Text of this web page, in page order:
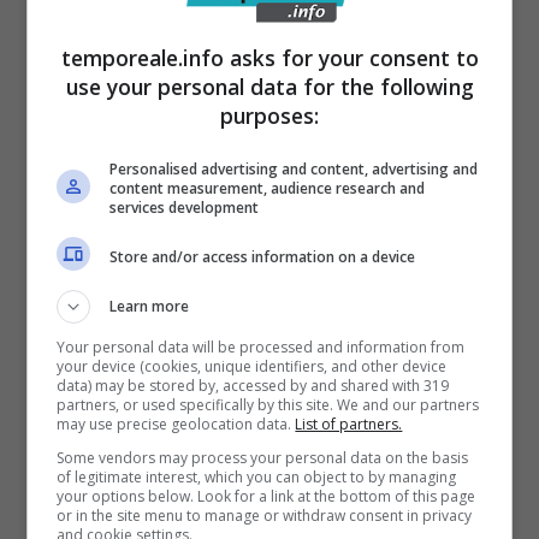
terminare la sua breve corsa in un dirupo
sottostante. Ma non si escluse che possa
esserci stato un contestuale cedimento del
pioggia il giorno prima.
Ora sono sotto processoGennaro Rosato,
57enne di Castelforte
della società “La Garigliano Srl”;
Beato, 67 anni di Santi Cosma e Damiano
amministratore legale della società “Gaeta
Calcestruzzi Srl”;
Giuseppe Fusco e Laura
Parisi,rispettivamente,60 e 45 anni di Itri,
committenti dei lavori edili commissionati alle
temporeale.info asks for your consent to
use your personal data for the following
purposes:
Personalised advertising and content, advertising and
content measurement, audience research and
services development
Store and/or access information on a device
Learn more
Your personal data will be processed and information from
your device (cookies, unique identifiers, and other device
data) may be stored by, accessed by and shared with 319
partners, or used specifically by this site. We and our partners
may use precise geolocation data. List of partners.
Some vendors may process your personal data on the basis
of legitimate interest, which you can object to by managing
your options below. Look for a link at the bottom of this page
or in the site menu to manage or withdraw consent in privacy
and cookie settings.